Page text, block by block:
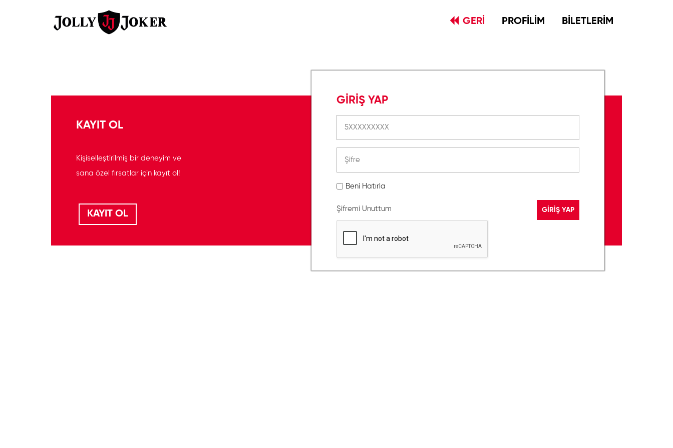
GERİ PROFİLİM BİLETLERİM
GİRİŞ YAP
Beni Hatırla
Şifremi Unuttum
KAYIT OL
Kişiselleştirilmiş bir deneyim ve
sana özel fırsatlar için kayıt ol!
KAYIT OL